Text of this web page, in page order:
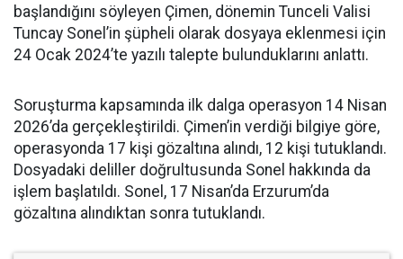
başlandığını söyleyen Çimen, dönemin Tunceli Valisi
Tuncay Sonel’in şüpheli olarak dosyaya eklenmesi için
24 Ocak 2024’te yazılı talepte bulunduklarını anlattı.
Soruşturma kapsamında ilk dalga operasyon 14 Nisan
2026’da gerçekleştirildi. Çimen’in verdiği bilgiye göre,
operasyonda 17 kişi gözaltına alındı, 12 kişi tutuklandı.
Dosyadaki deliller doğrultusunda Sonel hakkında da
işlem başlatıldı. Sonel, 17 Nisan’da Erzurum’da
gözaltına alındıktan sonra tutuklandı.